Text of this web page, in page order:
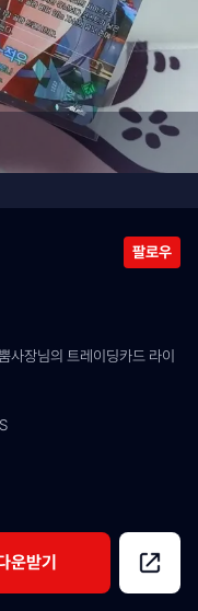
팔로우
장님의 트레이딩카드 라이
운받기